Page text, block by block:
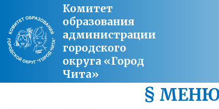
Комитет
образования
администрации
городского
округа «Город
Чита»
§